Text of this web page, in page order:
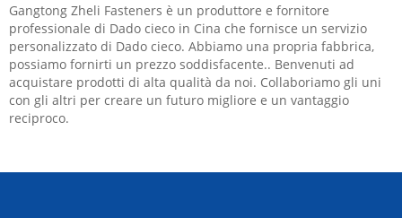
Gangtong Zheli Fasteners è un produttore e fornitore
professionale di Dado cieco in Cina che fornisce un servizio
personalizzato di Dado cieco. Abbiamo una propria fabbrica,
possiamo fornirti un prezzo soddisfacente.. Benvenuti ad
acquistare prodotti di alta qualità da noi. Collaboriamo gli uni
con gli altri per creare un futuro migliore e un vantaggio
reciproco.